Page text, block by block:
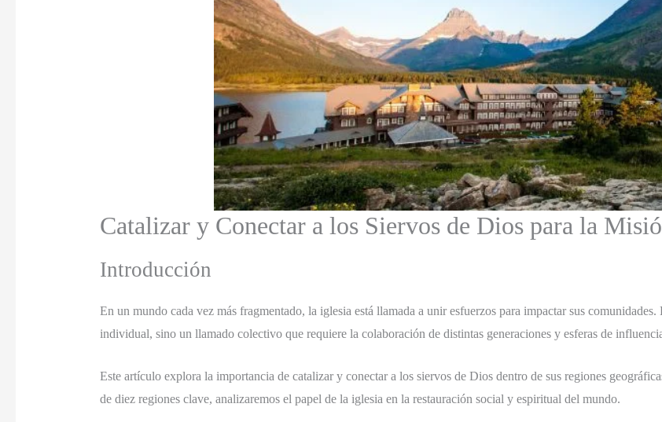
Catalizar y Conectar a los Siervos de Dios para la
Introducción
En un mundo cada vez más fragmentado, la iglesia está llamada a unir esfuerzos para impactar sus
individual, sino un llamado colectivo que requiere la colaboración de distintas generaciones y esferas de
Este artículo explora la importancia de catalizar y conectar a los siervos de Dios dentro de sus regiones
de diez regiones clave, analizaremos el papel de la iglesia en la restauración social y espiritual del mundo.